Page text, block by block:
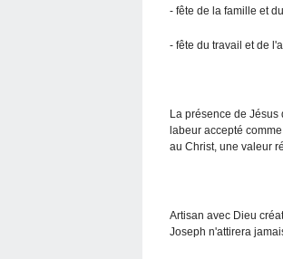
- fête de la famille et
- fête du travail et de
La présence de
labeur accepté
au Christ, une valeur
Artisan avec Dieu
Joseph n'attirera